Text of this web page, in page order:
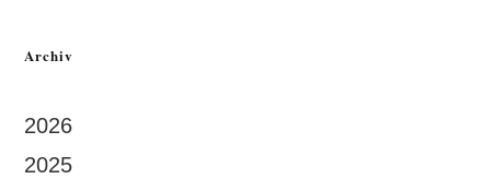
Archiv
2026
2025